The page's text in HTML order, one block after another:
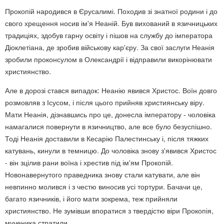
Прокопій народився в Єрусалимі. Походив зі знатної родини і до
свого хрещення носив ім'я Неаній. Був вихований в язичницьких
традиціях, здобув гарну освіту і пішов на службу до імператора
Діоклетіана, де зробив військову кар'єру. За свої заслуги Неанія
зробили проконсулом в Олександрії і відправили викорінювати
християнство.
Але в дорозі стався випадок: Неанію явився Христос. Воїн довго
розмовляв з Ісусом, і після цього прийняв християнську віру.
Мати Неанія, дізнавшись про це, донесла імператору - чоловіка
намагалися повернути в язичництво, але все було безуспішно.
Тоді Неанія доставили в Кесарію Палестинську і, після тяжких
катувань, кинули в темницю. До чоловіка знову з'явився Христос
- він зцілив рани воїна і хрестив під ім'ям Прокопій.
Новонавернутого праведника знову стали катувати, але він
невпинно молився і з честю виносив усі тортури. Бачачи це,
багато язичників, і його мати зокрема, теж прийняли
християнство. Не зумівши впоратися з твердістю віри Прокопія,